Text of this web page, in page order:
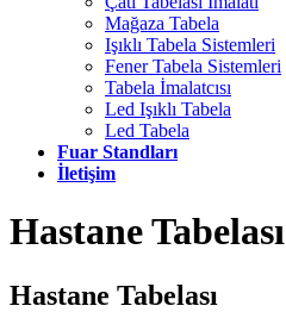
Mağaza Tabela
Işıklı Tabela Sistemleri
Fener Tabela Sistemleri
Tabela İmalatcısı
Led Işıklı Tabela
Led Tabela
Fuar Standları
İletişim
Hastane Tabelası
Hastane Tabelası